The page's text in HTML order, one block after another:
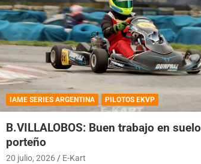
IAME SERIES ARGENTINA PILOTOS EKVP
B.VILLALOBOS: Buen trabajo en suelo
porteño
20 julio, 2026 E-Kart